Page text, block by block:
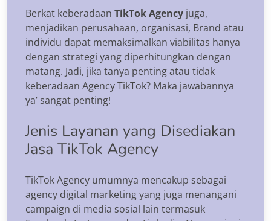
Berkat keberadaan TikTok Agency juga,
menjadikan perusahaan, organisasi, Brand atau
individu dapat memaksimalkan viabilitas hanya
dengan strategi yang diperhitungkan dengan
matang. Jadi, jika tanya penting atau tidak
keberadaan Agency TikTok? Maka jawabannya
ya’ sangat penting!
Jenis Layanan yang Disediakan
Jasa TikTok Agency
TikTok Agency umumnya mencakup sebagai
agency digital marketing yang juga menangani
campaign di media sosial lain termasuk